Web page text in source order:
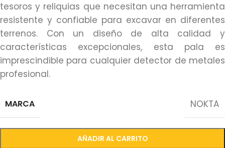
tesoros y reliquias que necesitan una herramienta
resistente y confiable para excavar en diferentes
terrenos. Con un diseño de alta calidad y
características excepcionales, esta pala es
imprescindible para cualquier detector de metales
profesional.
MARCA NOKTA
AÑADIR AL CARRITO